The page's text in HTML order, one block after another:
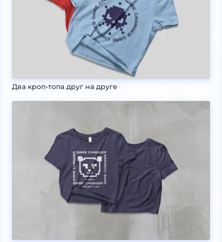
Два кроп-топа друг на друге